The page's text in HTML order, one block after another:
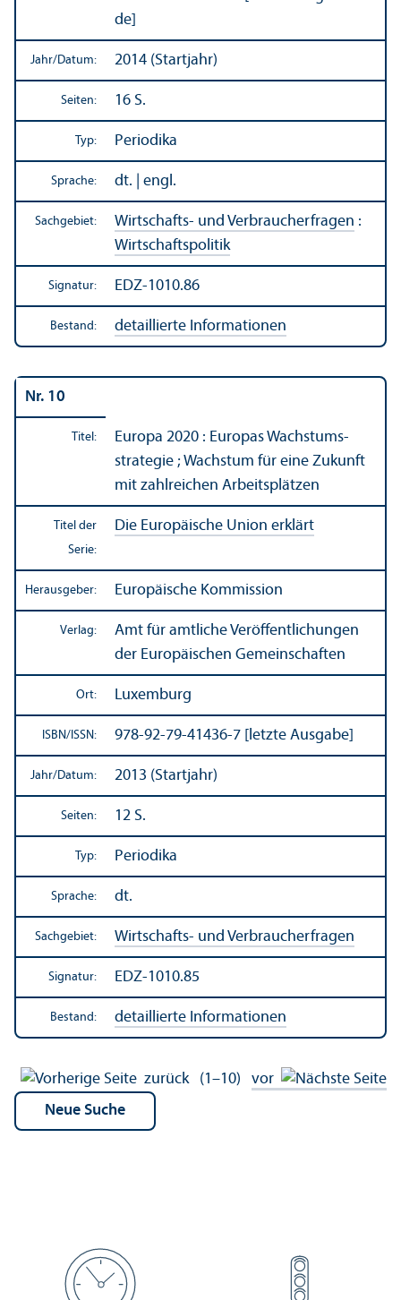
de]
Jahr/Datum: 2014 (Startjahr)
Seiten: 16 S.
Typ: Periodika
Sprache: dt. | engl.
Sachgebiet: Wirtschafts- und Verbraucherfragen :
Wirtschafts­politik
Signatur: EDZ-1010.86
Bestand: detaillierte Informationen
Nr. 10
Titel:
Europa 2020 : Europas Wachstums­
strategie ; Wachstum für eine Zukunft
mit zahlreichen Arbeits­plätzen
Titel der
Serie:
Die Europäische Union erklärt
Herausgeber: Europäische Kommission
Verlag:
Amt für amtliche Veröffentlichungen
der Europäischen Gemeinschaften
Ort: Luxemburg
ISBN/ ISSN: 978-92-79-41436-7 [letzte Ausgabe]
Jahr/Datum: 2013 (Startjahr)
Seiten: 12 S.
Typ: Periodika
Sprache: dt.
Sachgebiet: Wirtschafts- und Verbraucherfragen
Signatur: EDZ-1010.85
Bestand: detaillierte Informationen
zurück (1–10) vor